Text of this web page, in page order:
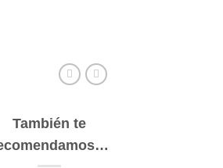
También te